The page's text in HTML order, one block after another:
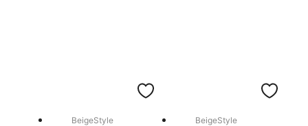
BeigeStyle BeigeStyle